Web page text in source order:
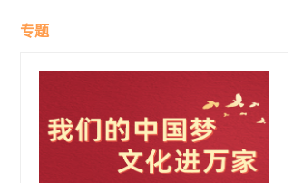
早洋行”获新生
专题